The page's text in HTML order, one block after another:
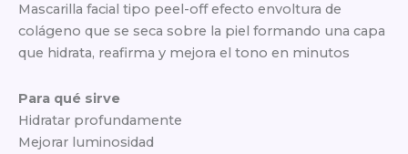
Milk
Toning
Wrapping
cantidad
Mascarilla facial tipo peel-off efecto envoltura de
colágeno que se seca sobre la piel formando una capa
que hidrata, reafirma y mejora el tono en minutos
Para qué sirve
Hidratar profundamente
Mejorar luminosidad